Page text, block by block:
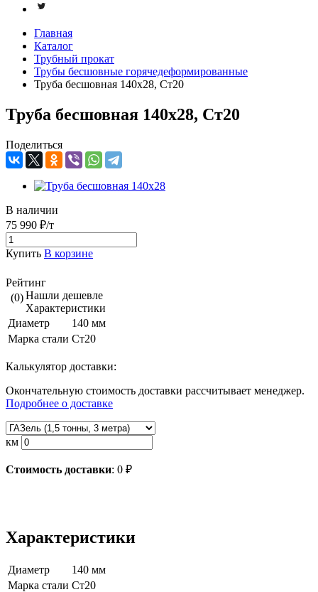
Главная
Каталог
Трубный прокат
Трубы бесшовные горячедеформированные
Труба бесшовная 140х28, Ст20
Труба бесшовная 140х28, Ст20
Поделиться
В наличии
75 990 ₽/т
Купить В корзине
Рейтинг
(0)Нашли дешевле
Характеристики
Диаметр
140 мм
Марка стали Ст20
Калькулятор доставки:
Окончательную стоимость доставки рассчитывает менеджер.
Подробнее о доставке
км
Стоимость доставки: 0 ₽
Характеристики
Диаметр
140 мм
Марка стали Ст20